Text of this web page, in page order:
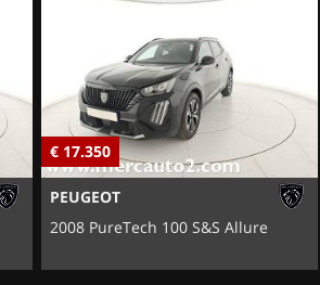
€ 17.350
PEUGEOT
2008 PureTech 100 S&S Allure